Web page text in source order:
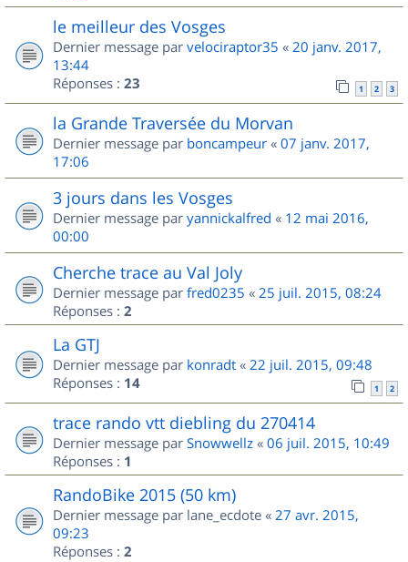
le meilleur des Vosges
Dernier message par velociraptor35 « 20 janv. 2017,
13:44
Réponses : 23 1 2 3
la Grande Traversée du Morvan
Dernier message par boncampeur « 07 janv. 2017,
17:06
3 jours dans les Vosges
Dernier message par yannickalfred « 12 mai 2016,
00:00
Cherche trace au Val Joly
Dernier message par fred0235 « 25 juil. 2015, 08:24
Réponses : 2
La GTJ
Dernier message par konradt « 22 juil. 2015, 09:48
Réponses : 14 1 2
trace rando vtt diebling du 270414
Dernier message par Snowwellz « 06 juil. 2015, 10:49
Réponses : 1
RandoBike 2015 (50 km)
Dernier message par lane_ecdote « 27 avr. 2015,
09:23
Réponses : 2